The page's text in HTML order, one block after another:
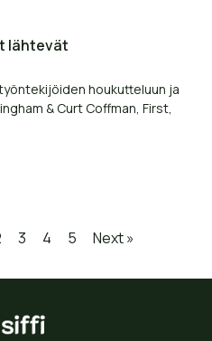
lähtevät
houkutteluun ja
& Curt Coffman, First,
3 4 5 Next »